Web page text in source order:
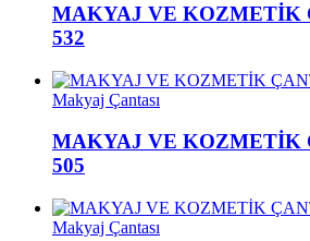
MAKYAJ VE KOZMETİK
532
Makyaj Çantası
MAKYAJ VE KOZMETİK
505
Makyaj Çantası